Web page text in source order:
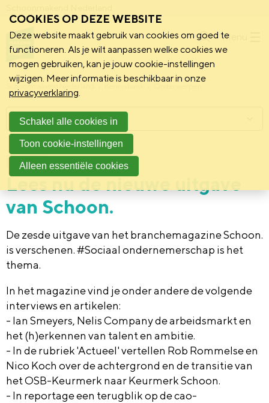
Menu
Schoonmakend Nederland
Publicatie 24 februari 2022
Lees nu de nieuwe uitgave
van Schoon.
De zesde uitgave van het branchemagazine Schoon.
is verschenen. #Sociaal ondernemerschap is het
thema.
In het magazine vind je onder andere de volgende
interviews en artikelen:
- Ian Smeyers, Nelis Company de arbeidsmarkt en
het (h)erkennen van talent en ambitie.
- In de rubriek 'Actueel' vertellen Rob Rommelse en
Nico Koch over de achtergrond en de transitie van
het OSB-Keurmerk naar Keurmerk Schoon.
- In reportage een terugblik op de cao-
Menu
COOKIES OP DEZE WEBSITE
Deze website maakt gebruik van cookies om goed te
functioneren. Als je wilt aanpassen welke cookies we
mogen gebruiken, kan je jouw cookie-instellingen
wijzigen. Meer informatie is beschikbaar in onze
privacyverklaring.
Schakel alle cookies in
Toon cookie-instellingen
Alleen essentiële cookies